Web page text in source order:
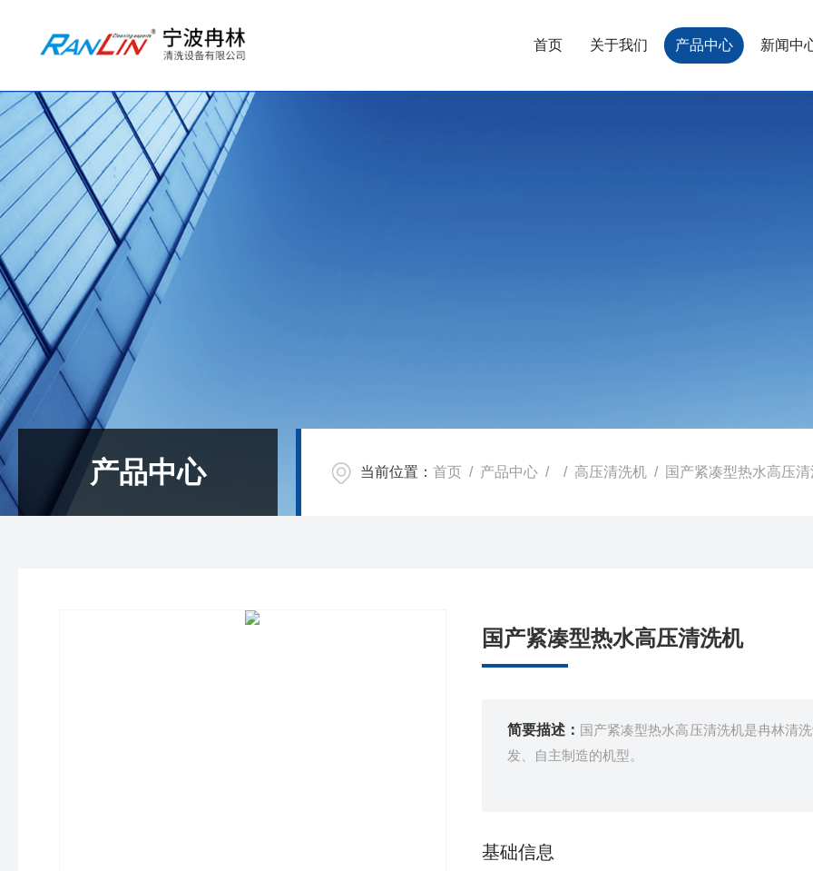
首页 关于我们 产品中心 新闻中
产品中心 当前位置： 首页 / 产品中心 / / 高压清洗机 / 国产紧凑型热水高压清
国产紧凑型热水高压清洗机
简要描述： 国产紧凑型热水高压清洗机是冉林清
发、自主制造的机型。
基础信息